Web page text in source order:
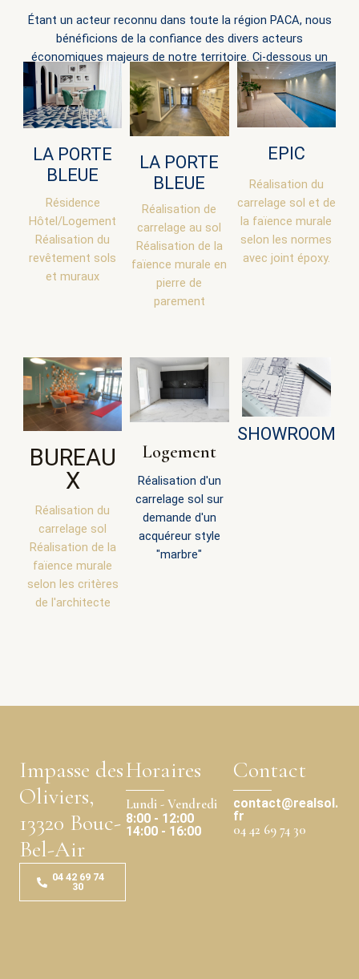
Étant un acteur reconnu dans toute la région PACA, nous
bénéficions de la confiance des divers acteurs
économiques majeurs de notre territoire. Ci-dessous un
aperçu.
LA PORTE
BLEUE
Résidence
Hôtel/Logement
Réalisation du
revêtement sols
et muraux
LA PORTE
BLEUE
Réalisation de
carrelage au sol
Réalisation de la
faïence murale en
pierre de
parement
EPIC
Réalisation du
carrelage sol et de
la faïence murale
selon les normes
avec joint époxy.
BUREAU
X
Réalisation du
carrelage sol
Réalisation de la
faïence murale
selon les critères
de l'architecte
Logement
Réalisation d'un
carrelage sol sur
demande d'un
acquéreur style
"marbre"
SHOWROOM
Impasse des
Oliviers,
13320 Bouc-
Bel-Air
04 42 69 74
30
Horaires
Lundi - Vendredi
8:00 - 12:00
14:00 - 16:00
Contact
contact@realsol.
fr
04 42 69 74 30